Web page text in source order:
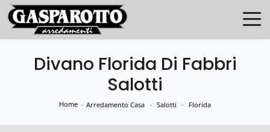
Divano Florida Di Fabbri
Salotti
Home - Arredamento Casa - Salotti - Florida